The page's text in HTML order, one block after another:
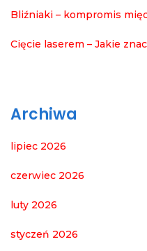
Bliźniaki – kompromis
Cięcie laserem – Jakie
Archiwa
lipiec 2026
czerwiec 2026
luty 2026
styczeń 2026